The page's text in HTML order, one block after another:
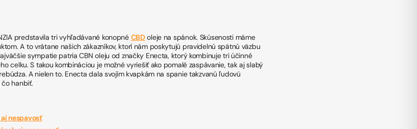
predstavila tri vyhľadávané konopné CBDoleje na spánok. Skúsenosti máme
A to vrátane našich zákazníkov, ktorí nám poskytujú pravidelnú spätnú väzbu
sympatie patria CBN oleju od značky Enecta, ktorý kombinuje tri účinné
celku. S takou kombináciou je možné vyriešiť ako pomalé zaspávanie, tak aj slabý
A nielen to. Enecta dala svojím kvapkám na spanie takzvanú ľudovú
čo hanbiť.
aj nespavosť